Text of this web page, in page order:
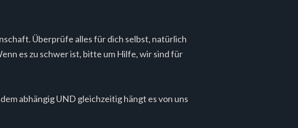
Überprüfe alles für dich selbst, natürlich
es zu schwer ist, bitte um Hilfe, wir sind für
abhängig UND gleichzeitig hängt es von uns